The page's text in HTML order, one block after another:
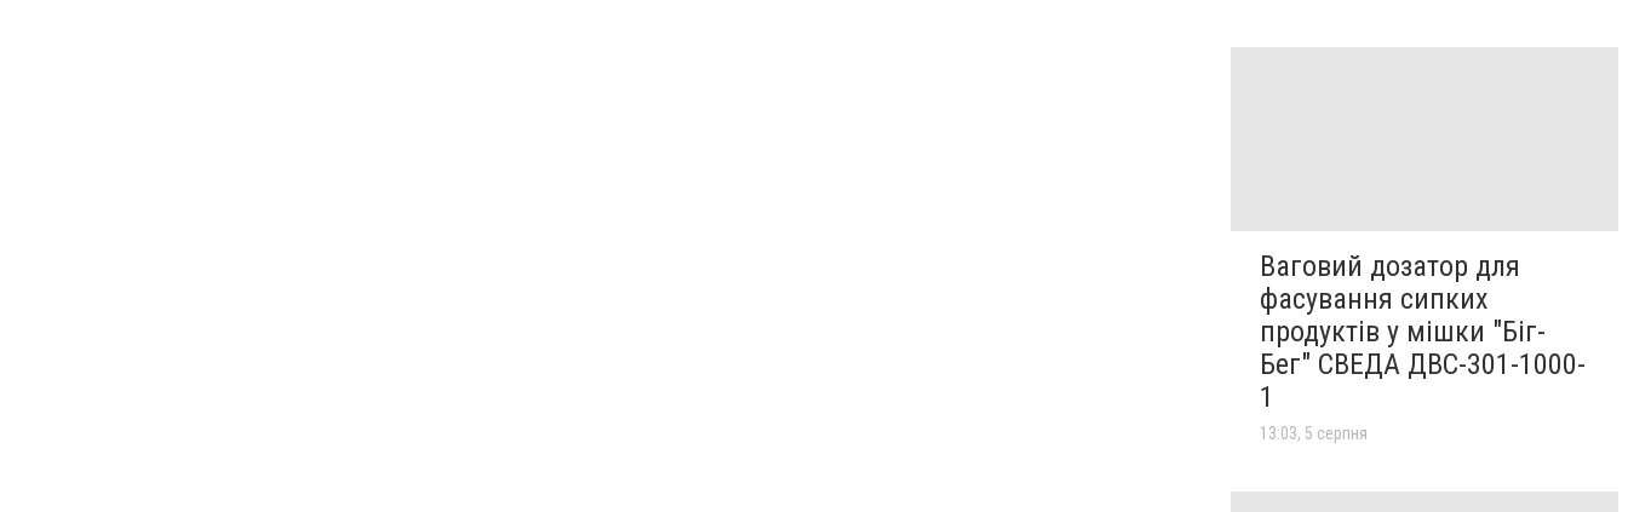
Ваговий дозатор для
фасування сипких
продуктів у мішки "Біг-
Бег" СВЕДА ДВС-301-1000-
1
13:03, 5 серпня